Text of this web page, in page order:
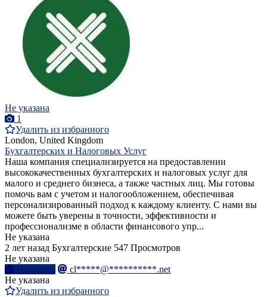
Не указана
1
Удалить из избранного
London, United Kingdom
Бухгалтерских и Налоговых Услуг
Наша компания специализируется на предоставлении
высококачественных бухгалтерских и налоговых услуг для
малого и среднего бизнеса, а также частных лиц. Мы готовы
помочь вам с учетом и налогообложением, обеспечивая
персонализированный подход к каждому клиенту. С нами вы
можете быть уверены в точности, эффективности и
профессионализме в области финансового упр...
Не указана
2 лет назад Бухгалтерские 547 Просмотров
Не указана
Написать
cl*****@**********.net
Не указана
Удалить из избранного